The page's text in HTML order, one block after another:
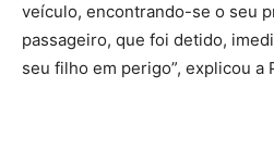
veículo, encontrando-se o seu
passageiro, que foi detido,
seu filho em perigo”, explicou a